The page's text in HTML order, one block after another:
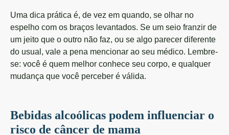
Uma dica prática é, de vez em quando, se olhar no
espelho com os braços levantados. Se um seio franzir de
um jeito que o outro não faz, ou se algo parecer diferente
do usual, vale a pena mencionar ao seu médico. Lembre-
se: você é quem melhor conhece seu corpo, e qualquer
mudança que você perceber é válida.
Bebidas alcoólicas podem influenciar o
risco de câncer de mama